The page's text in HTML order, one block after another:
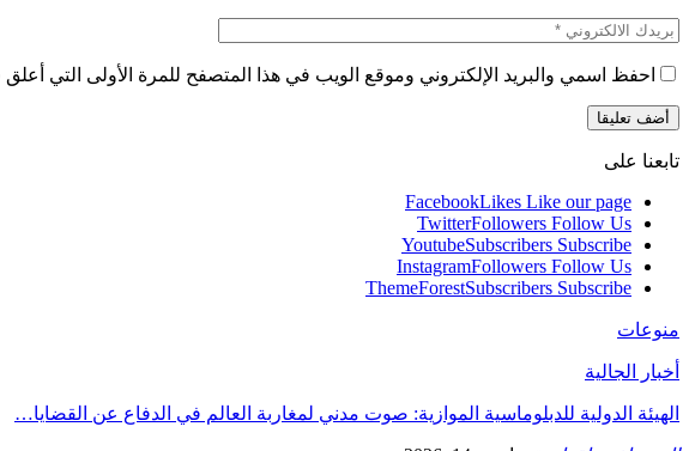
احفظ اسمي والبريد الإلكتروني وموقع الويب في هذا المتصفح للمرة الأولى التي أعلق
تابعنا على
FacebookLikes Like our page
TwitterFollowers Follow Us
YoutubeSubscribers Subscribe
InstagramFollowers Follow Us
ThemeForestSubscribers Subscribe
منوعات
أخبار الجالية
الهيئة الدولية للدبلوماسية الموازية: صوت مدني لمغاربة العالم في الدفاع عن القضايا…